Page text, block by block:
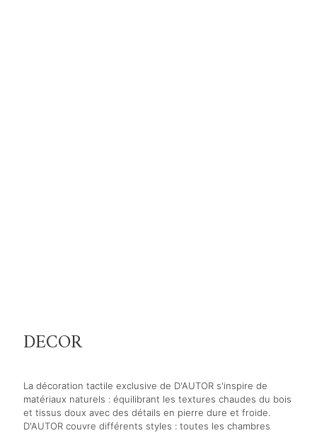
DECOR
La décoration tactile exclusive de D'AUTOR s'inspire de
matériaux naturels : équilibrant les textures chaudes du bois
et tissus doux avec des détails en pierre dure et froide.
D'AUTOR couvre différents styles : toutes les chambres